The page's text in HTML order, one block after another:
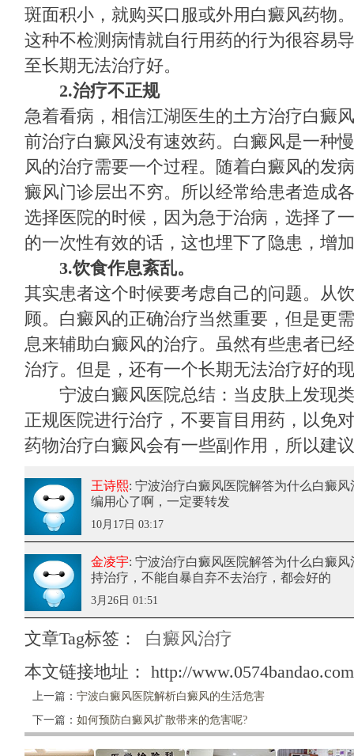
斑面积小，就购买口服或外用白癜风药物
这种不检测病情就自行用药的行为很容易
至长期无法治疗好。
2.治疗不正规
急着看病，相信江湖医生的土方治疗白癜
前治疗白癜风没有速效药。白癜风是一种
风的治疗需要一个过程。随着白癜风的发
癜风门诊层出不穷。所以经常给患者造成
选择医院的时候，因为急于治病，选择了
的一次性有效的话，这也埋下了隐患，增
3.饮食作息紊乱。
其实患者这个时候要考虑自己的问题。从
顾。白癜风的正确治疗当然重要，但是更
息来辅助白癜风的治疗。虽然有些患者已
治疗。但是，还有一个长期无法治疗好的
宁波白癜风医院总结：当皮肤上发现
正规医院进行治疗，不要盲目用药，以免
药物治疗白癜风会有一些副作用，所以建
王诗熙: 宁波治疗白癜风医院解答为什么白癜风
编用心了啊，一定要转发
10月17日 03:17
金凌宇: 宁波治疗白癜风医院解答为什么白癜风
持治疗，不能自暴自弃不去治疗，都会好的
3月26日 01:51
文章Tag标签：
白癜风治疗
本文链接地址： http://
上一篇： 宁波白癜风医院解析白癜风的生活危害
下一篇： 如何预防白癜风扩散带来的危害呢?